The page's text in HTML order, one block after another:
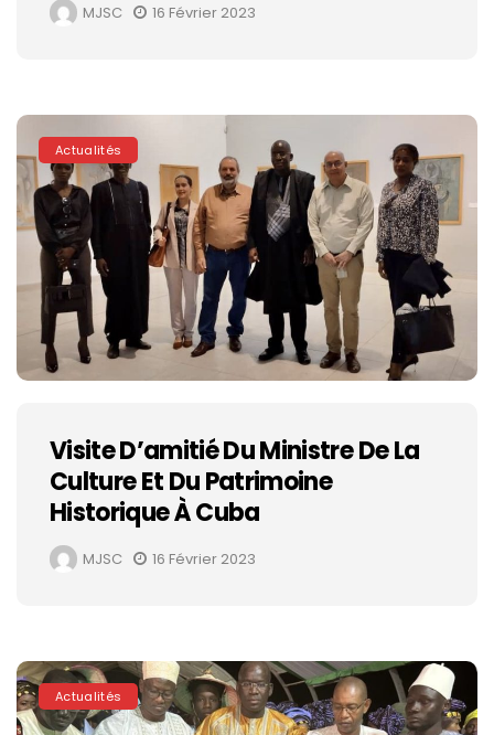
MJSC 16 Février 2023
Actualités
Visite D’amitié Du Ministre De La
Culture Et Du Patrimoine
Historique À Cuba
MJSC 16 Février 2023
Actualités